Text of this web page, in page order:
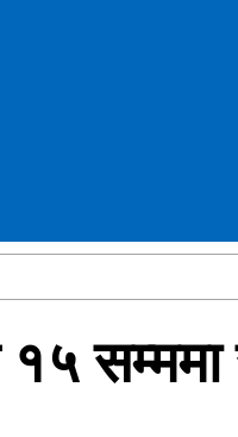
सम्ममा